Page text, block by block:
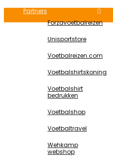
Partners
Forzavoetbalreizen
Unisportstore
Voetbalreizen.com
Voetbalshirtskoning
Voetbalshirt
bedrukken
Voetbalshop
Voetbaltravel
Wehkamp
webshop